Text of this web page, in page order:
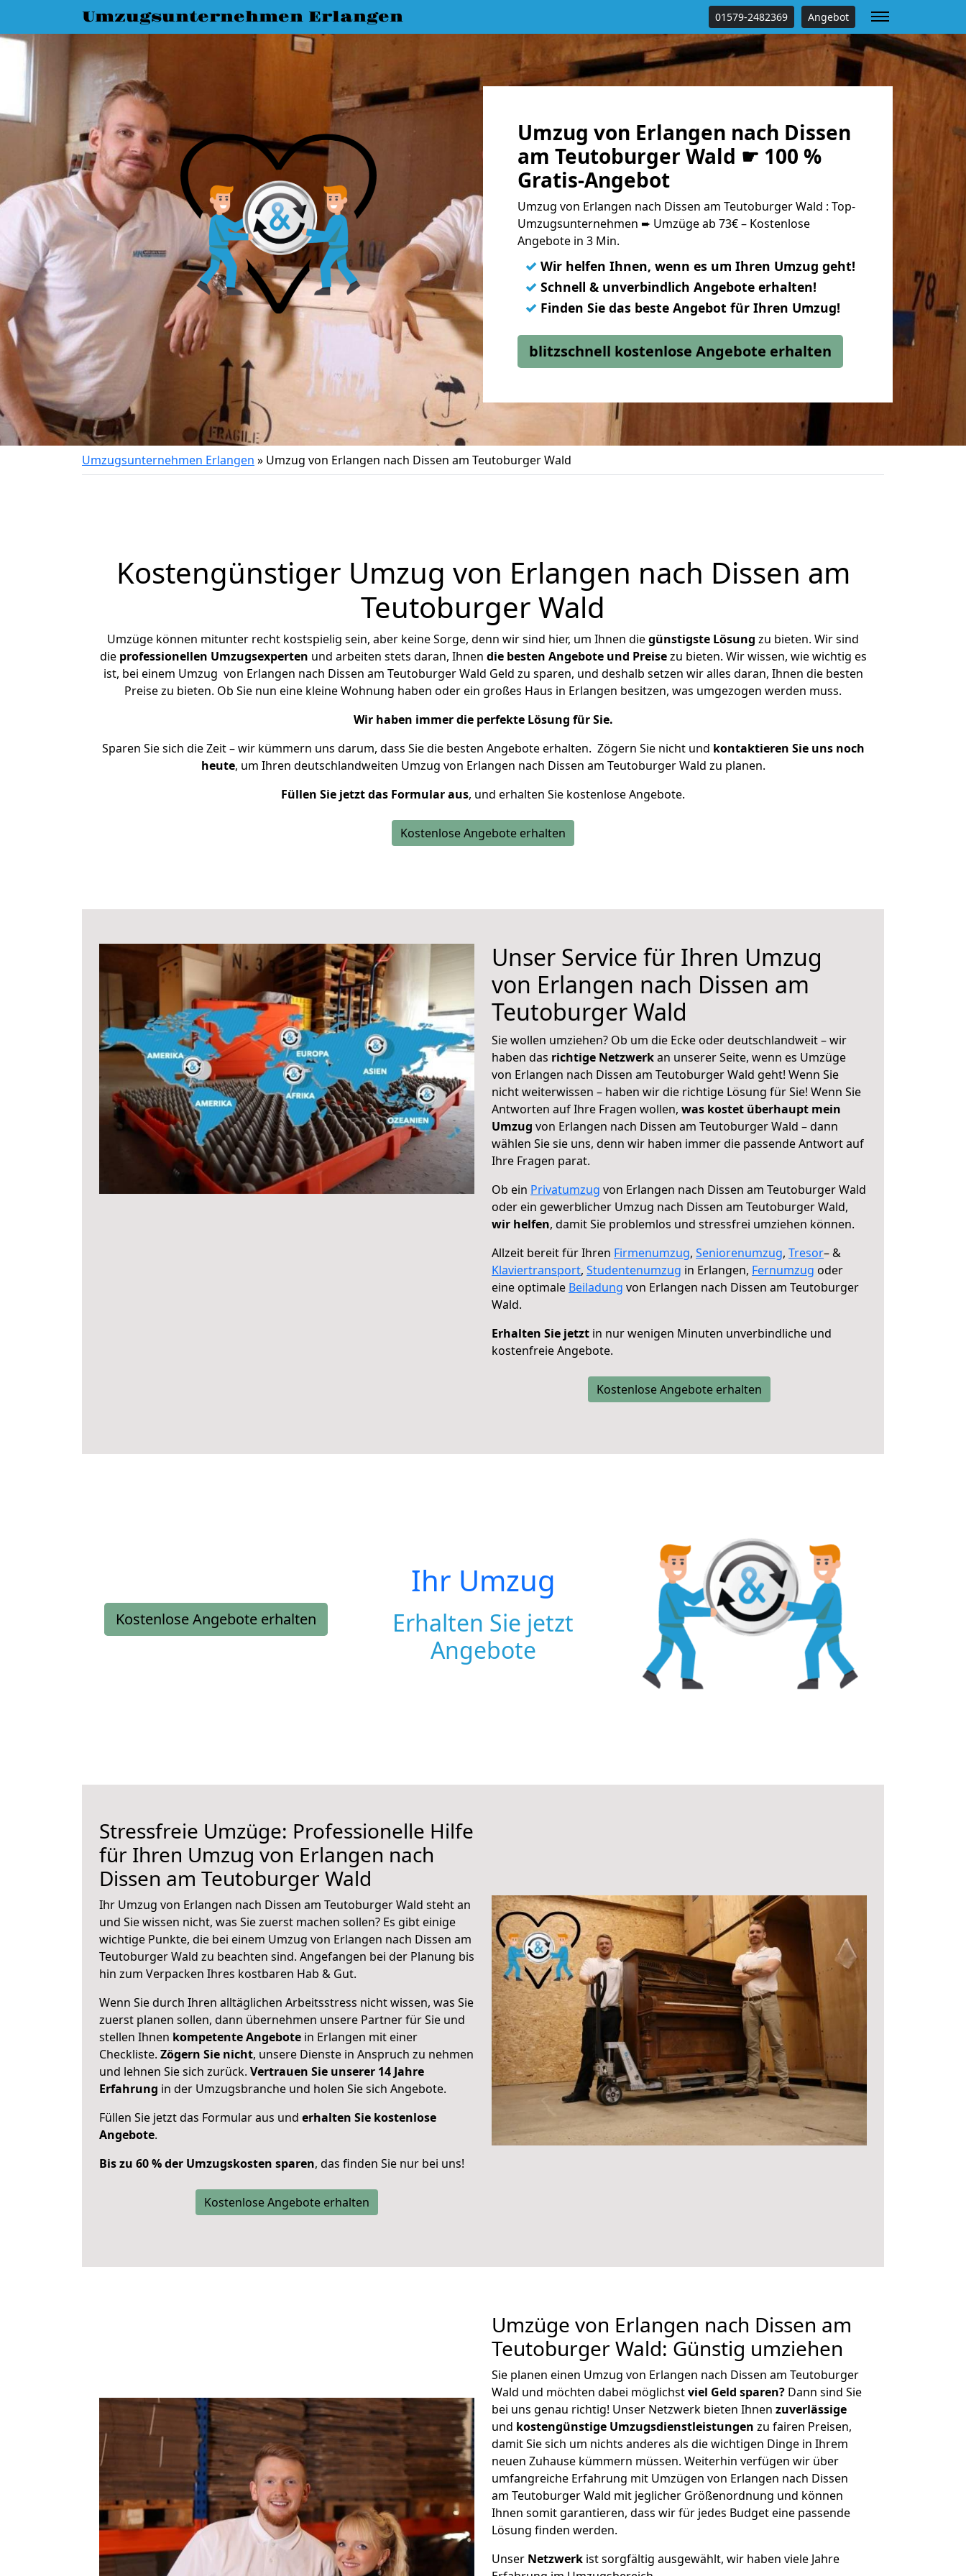
Umzugsunternehmen Erlangen 01579-2482369 Angebot
Umzug von Erlangen nach Dissen
am Teutoburger Wald ☛ 100 %
Gratis-Angebot
Umzug von Erlangen nach Dissen am Teutoburger Wald : Top-
Umzugsunternehmen ➨ Umzüge ab 73€ – Kostenlose
Angebote in 3 Min.
✓ Wir helfen Ihnen, wenn es um Ihren Umzug geht!
✓ Schnell & unverbindlich Angebote erhalten!
✓ Finden Sie das beste Angebot für Ihren Umzug!
blitzschnell kostenlose Angebote erhalten
Umzugsunternehmen Erlangen » Umzug von Erlangen nach Dissen am Teutoburger Wald
Kostengünstiger Umzug von Erlangen nach Dissen am
Teutoburger Wald
Umzüge können mitunter recht kostspielig sein, aber keine Sorge, denn wir sind hier, um Ihnen diegünstigste Lösung zu bieten. Wir sind
die professionellen Umzugsexperten und arbeiten stets daran, Ihnen die besten Angebote und Preisezu bieten. Wir wissen, wie wichtig es
ist, bei einem Umzug von Erlangen nach Dissen am Teutoburger Wald Geld zu sparen, und deshalb setzen wir alles daran, Ihnen die besten
Preise zu bieten. Ob Sie nun eine kleine Wohnung haben oder ein großes Haus in Erlangen besitzen, was umgezogen werden muss.
Wir haben immer die perfekte Lösung für Sie.
Sparen Sie sich die Zeit – wir kümmern uns darum, dass Sie die besten Angebote erhalten. Zögern Sie nicht und kontaktieren Sie uns noch
heute, um Ihren deutschlandweiten Umzug von Erlangen nach Dissen am Teutoburger Wald zu planen.
Füllen Sie jetzt das Formular aus, und erhalten Sie kostenlose Angebote.
Kostenlose Angebote erhalten
Unser Service für Ihren Umzug
von Erlangen nach Dissen am
Teutoburger Wald
Sie wollen umziehen? Ob um die Ecke oder deutschlandweit – wir
haben das richtige Netzwerkan unserer Seite, wenn es Umzüge
von Erlangen nach Dissen am Teutoburger Wald geht! Wenn Sie
nicht weiterwissen – haben wir die richtige Lösung für Sie! Wenn Sie
Antworten auf Ihre Fragen wollen, was kostet überhaupt mein
Umzug von Erlangen nach Dissen am Teutoburger Wald – dann
wählen Sie sie uns, denn wir haben immer die passende Antwort auf
Ihre Fragen parat.
Ob ein Privatumzug von Erlangen nach Dissen am Teutoburger Wald
oder ein gewerblicher Umzug nach Dissen am Teutoburger Wald,
wir helfen, damit Sie problemlos und stressfrei umziehen können.
Allzeit bereit für Ihren Firmenumzug, Seniorenumzug, Tresor– &
Klaviertransport, Studentenumzug in Erlangen, Fernumzug oder
eine optimale Beiladung von Erlangen nach Dissen am Teutoburger
Wald.
Erhalten Sie jetzt in nur wenigen Minuten unverbindliche und
kostenfreie Angebote.
Kostenlose Angebote erhalten
Kostenlose Angebote erhalten
Ihr Umzug
Erhalten Sie jetzt
Angebote
Stressfreie Umzüge: Professionelle Hilfe
für Ihren Umzug von Erlangen nach
Dissen am Teutoburger Wald
Ihr Umzug von Erlangen nach Dissen am Teutoburger Wald steht an
und Sie wissen nicht, was Sie zuerst machen sollen? Es gibt einige
wichtige Punkte, die bei einem Umzug von Erlangen nach Dissen am
Teutoburger Wald zu beachten sind. Angefangen bei der Planung bis
hin zum Verpacken Ihres kostbaren Hab & Gut.
Wenn Sie durch Ihren alltäglichen Arbeitsstress nicht wissen, was Sie
zuerst planen sollen, dann übernehmen unsere Partner für Sie und
stellen Ihnen kompetente Angebote in Erlangen mit einer
Checkliste. Zögern Sie nicht, unsere Dienste in Anspruch zu nehmen
und lehnen Sie sich zurück. Vertrauen Sie unserer 14 Jahre
Erfahrung in der Umzugsbranche und holen Sie sich Angebote.
Füllen Sie jetzt das Formular aus und erhalten Sie kostenlose
Angebote.
Bis zu 60 % der Umzugskosten sparen, das finden Sie nur bei uns!
Kostenlose Angebote erhalten
Umzüge von Erlangen nach Dissen am
Teutoburger Wald: Günstig umziehen
Sie planen einen Umzug von Erlangen nach Dissen am Teutoburger
Wald und möchten dabei möglichstviel Geld sparen? Dann sind Sie
bei uns genau richtig! Unser Netzwerk bieten Ihnen zuverlässige
und kostengünstige Umzugsdienstleistungen zu fairen Preisen,
damit Sie sich um nichts anderes als die wichtigen Dinge in Ihrem
neuen Zuhause kümmern müssen. Weiterhin verfügen wir über
umfangreiche Erfahrung mit Umzügen von Erlangen nach Dissen
am Teutoburger Wald mit jeglicher Größenordnung und können
Ihnen somit garantieren, dass wir für jedes Budget eine passende
Lösung finden werden.
Unser Netzwerk ist sorgfältig ausgewählt, wir haben viele Jahre